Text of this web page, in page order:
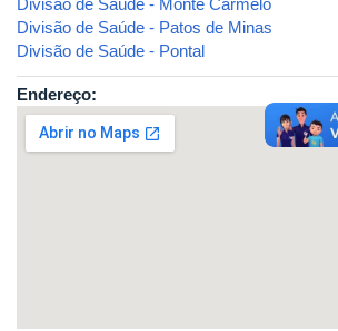
Divisão de Saúde - Monte Carmelo
Divisão de Saúde - Patos de Minas
Divisão de Saúde - Pontal
Endereço: